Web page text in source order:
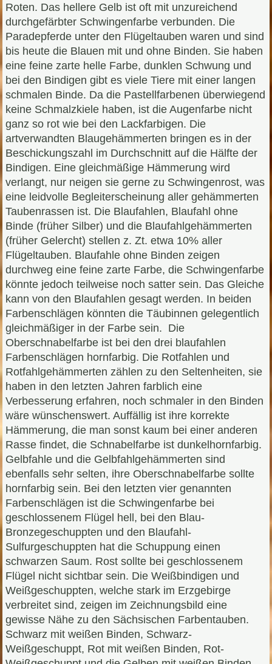
Roten. Das hellere Gelb ist oft mit unzureichend
durchgefärbter Schwingenfarbe verbunden. Die
Paradepferde unter den Flügeltauben waren und sind
bis heute die Blauen mit und ohne Binden. Sie haben
eine feine zarte helle Farbe, dunklen Schwung und
bei den Bindigen gibt es viele Tiere mit einer langen
schmalen Binde. Da die Pastellfarbenen überwiegend
keine Schmalzkiele haben, ist die Augenfarbe nicht
ganz so rot wie bei den Lackfarbigen. Die
artverwandten Blaugehämmerten bringen es in der
Beschickungszahl im Durchschnitt auf die Hälfte der
Bindigen. Eine gleichmäßige Hämmerung wird
verlangt, nur neigen sie gerne zu Schwingenrost, was
eine leidvolle Begleiterscheinung aller gehämmerten
Taubenrassen ist. Die Blaufahlen, Blaufahl ohne
Binde (früher Silber) und die Blaufahlgehämmerten
(früher Gelercht) stellen z. Zt. etwa 10% aller
Flügeltauben. Blaufahle ohne Binden zeigen
durchweg eine feine zarte Farbe, die Schwingenfarbe
könnte jedoch teilweise noch satter sein. Das Gleiche
kann von den Blaufahlen gesagt werden. In beiden
Farbenschlägen könnten die Täubinnen gelegentlich
gleichmäßiger in der Farbe sein. Die
Oberschnabelfarbe ist bei den drei blaufahlen
Farbenschlägen hornfarbig. Die Rotfahlen und
Rotfahlgehämmerten zählen zu den Seltenheiten, sie
haben in den letzten Jahren farblich eine
Verbesserung erfahren, noch schmaler in den Binden
wäre wünschenswert. Auffällig ist ihre korrekte
Hämmerung, die man sonst kaum bei einer anderen
Rasse findet, die Schnabelfarbe ist dunkelhornfarbig.
Gelbfahle und die Gelbfahlgehämmerten sind
ebenfalls sehr selten, ihre Oberschnabelfarbe sollte
hornfarbig sein. Bei den letzten vier genannten
Farbenschlägen ist die Schwingenfarbe bei
geschlossenem Flügel hell, bei den Blau-
Bronzegeschuppten und den Blaufahl-
Sulfurgeschuppten hat die Schuppung einen
schwarzen Saum. Rost sollte bei geschlossenem
Flügel nicht sichtbar sein. Die Weißbindigen und
Weißgeschuppten, welche stark im Erzgebirge
verbreitet sind, zeigen im Zeichnungsbild eine
gewisse Nähe zu den Sächsischen Farbentauben.
Schwarz mit weißen Binden, Schwarz-
Weißgeschuppt, Rot mit weißen Binden, Rot-